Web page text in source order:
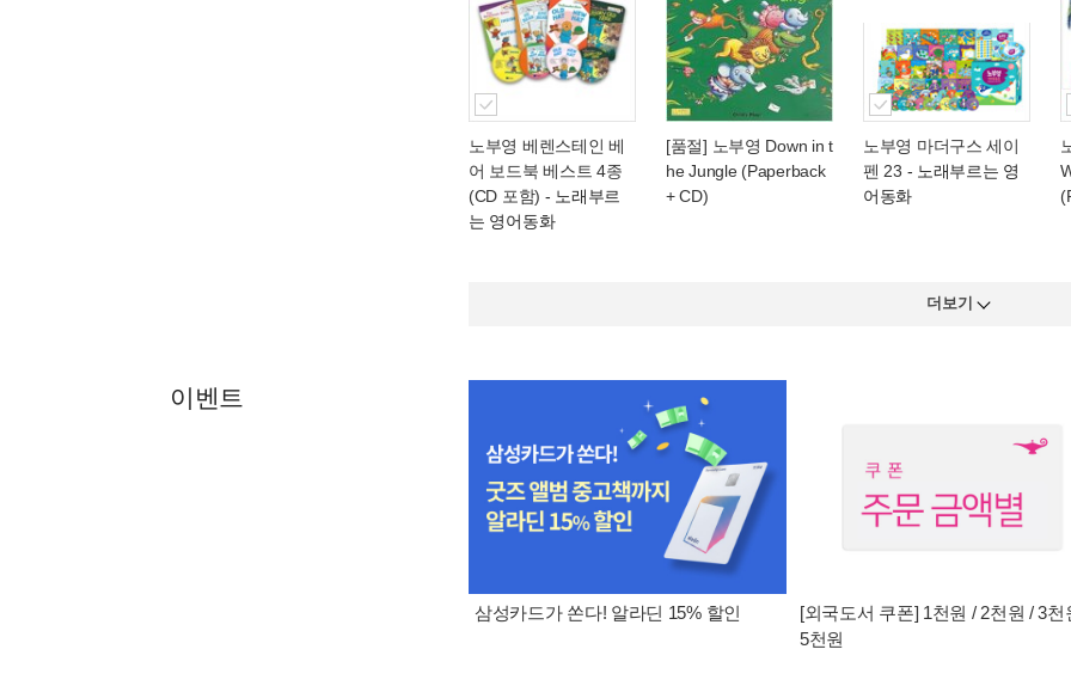
노부영 베렌스테인 베
어 보드북 베스트 4종
(CD 포함) - 노래부르
는 영어동화
[품절] 노부영 Down in t
he Jungle (Paperback
+ CD)
노부영 마더구스 세이
펜 23 - 노래부르는 영
어동화
더보기
이벤트
삼성카드가 쏜다! 알라딘 15% 할인
[외국도서 쿠폰] 1천원 / 2천원 / 3천
5천원